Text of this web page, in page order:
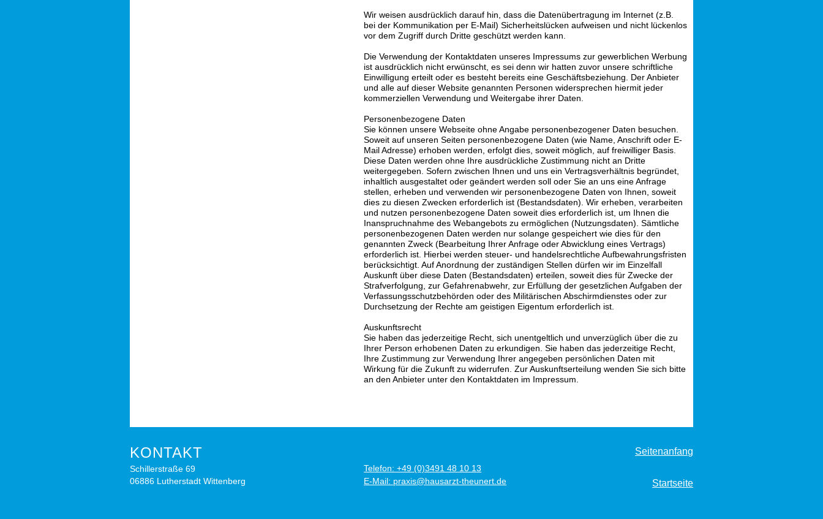
Wir weisen ausdrücklich darauf hin, dass die Datenübertragung im Internet (z.B.
bei der Kommunikation per E-Mail) Sicherheitslücken aufweisen und nicht lückenlos
vor dem Zugriff durch Dritte geschützt werden kann.
Die Verwendung der Kontaktdaten unseres Impressums zur gewerblichen Werbung
ist ausdrücklich nicht erwünscht, es sei denn wir hatten zuvor unsere schriftliche
Einwilligung erteilt oder es besteht bereits eine Geschäftsbeziehung. Der Anbieter
und alle auf dieser Website genannten Personen widersprechen hiermit jeder
kommerziellen Verwendung und Weitergabe ihrer Daten.
Personenbezogene Daten
Sie können unsere Webseite ohne Angabe personenbezogener Daten besuchen.
Soweit auf unseren Seiten personenbezogene Daten (wie Name, Anschrift oder E-
Mail Adresse) erhoben werden, erfolgt dies, soweit möglich, auf freiwilliger Basis.
Diese Daten werden ohne Ihre ausdrückliche Zustimmung nicht an Dritte
weitergegeben. Sofern zwischen Ihnen und uns ein Vertragsverhältnis begründet,
inhaltlich ausgestaltet oder geändert werden soll oder Sie an uns eine Anfrage
stellen, erheben und verwenden wir personenbezogene Daten von Ihnen, soweit
dies zu diesen Zwecken erforderlich ist (Bestandsdaten). Wir erheben, verarbeiten
und nutzen personenbezogene Daten soweit dies erforderlich ist, um Ihnen die
Inanspruchnahme des Webangebots zu ermöglichen (Nutzungsdaten). Sämtliche
personenbezogenen Daten werden nur solange gespeichert wie dies für den
genannten Zweck (Bearbeitung Ihrer Anfrage oder Abwicklung eines Vertrags)
erforderlich ist. Hierbei werden steuer- und handelsrechtliche Aufbewahrungsfristen
berücksichtigt. Auf Anordnung der zuständigen Stellen dürfen wir im Einzelfall
Auskunft über diese Daten (Bestandsdaten) erteilen, soweit dies für Zwecke der
Strafverfolgung, zur Gefahrenabwehr, zur Erfüllung der gesetzlichen Aufgaben der
Verfassungsschutzbehörden oder des Militärischen Abschirmdienstes oder zur
Durchsetzung der Rechte am geistigen Eigentum erforderlich ist.
Auskunftsrecht
Sie haben das jederzeitige Recht, sich unentgeltlich und unverzüglich über die zu
Ihrer Person erhobenen Daten zu erkundigen. Sie haben das jederzeitige Recht,
Ihre Zustimmung zur Verwendung Ihrer angegeben persönlichen Daten mit
Wirkung für die Zukunft zu widerrufen. Zur Auskunftserteilung wenden Sie sich bitte
an den Anbieter unter den Kontaktdaten im Impressum.
KONTAKT
Schillerstraße 69
06886 Lutherstadt Wittenberg
Telefon: +49 (0)3491 48 10 13
E-Mail: praxis@hausarzt-theunert.de
Seitenanfang
Startseite